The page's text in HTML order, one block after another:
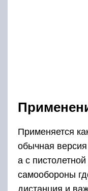
Применяется
обычная
а с
самообороны
дистанция и